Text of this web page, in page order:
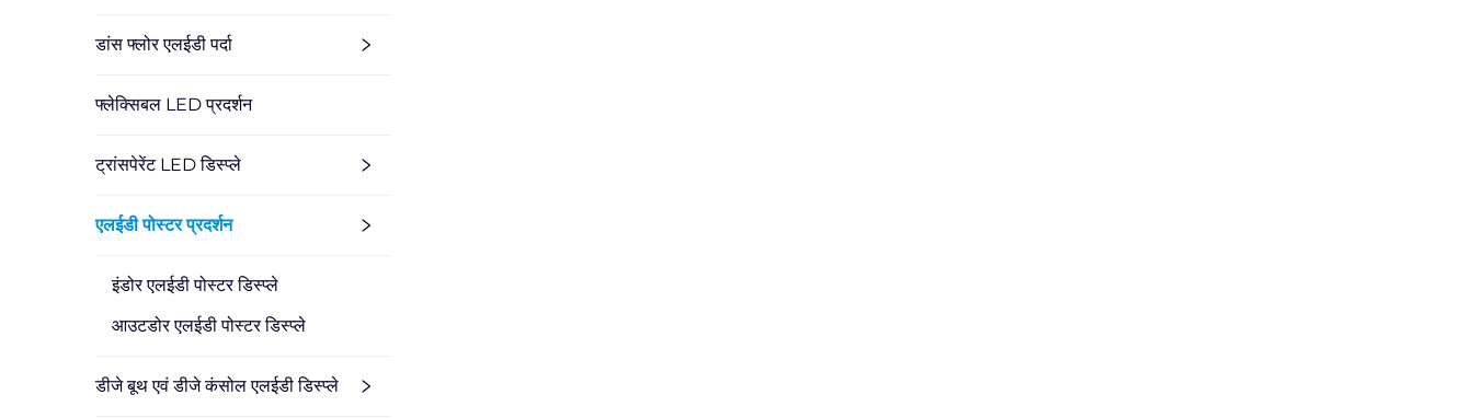
डांस फ्लोर एलईडी पर्दा
फ्लेक्सिबल LED प्रदर्शन
ट्रांसपेरेंट LED डिस्प्ले
एलईडी पोस्टर प्रदर्शन
इंडोर एलईडी पोस्टर डिस्प्ले
आउटडोर एलईडी पोस्टर डिस्प्ले
डीजे बूथ एवं डीजे कंसोल एलईडी डिस्प्ले